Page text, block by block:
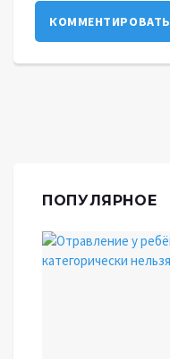
КОММЕНТИРОВАТЬ
ПОПУЛЯРНОЕ